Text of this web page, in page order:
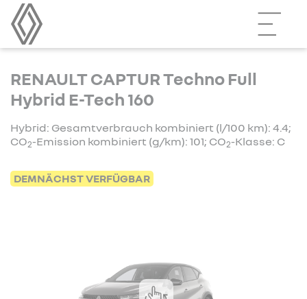
RENAULT CAPTUR Techno Full
Hybrid E-Tech 160
Hybrid: Gesamtverbrauch kombiniert (l/100 km): 4.4;
CO2-Emission kombiniert (g/km): 101; CO2-Klasse: C
DEMNÄCHST VERFÜGBAR